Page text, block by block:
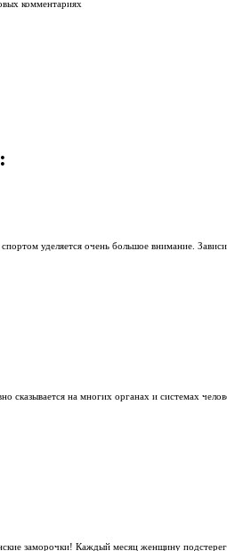
комментариях
уделяется очень большое внимание.
сказывается на многих органах и системах
заморочки! Каждый месяц женщину